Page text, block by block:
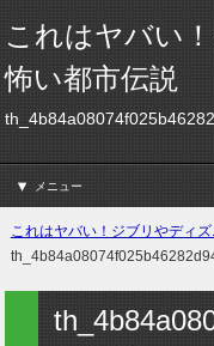
これはヤバい
怖い都市伝説
メニュー
これはヤバい！ジブリやディ